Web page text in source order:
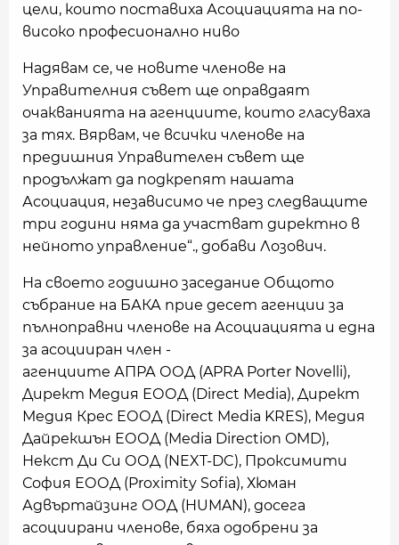
цели, които поставиха Асоциацията на по-
високо професионално ниво
Надявам се, че новите членове на
Управителния съвет ще оправдаят
очакванията на агенциите, които гласуваха
за тях. Вярвам, че всички членове на
предишния Управителен съвет ще
продължат да подкрепят нашата
Асоциация, независимо че през следващите
три години няма да участват директно в
нейното управление“., добави Лозович.
На своето годишно заседание Общото
събрание на БАКА прие десет агенции за
пълноправни членове на Асоциацията и една
за асоцииран член -
агенциите АПРА ООД (APRA Porter Novelli),
Директ Медия ЕООД (Direct Media), Директ
Медия Крес ЕООД (Direct Media KRES), Медия
Дайрекшън ЕООД (Media Direction OMD),
Некст Ди Си ООД (NEXT-DC), Проксимити
София ЕООД (Proximity Sofia), Хюман
Адвъртайзинг ООД (HUMAN), досега
асоциирани членове, бяха одобрени за